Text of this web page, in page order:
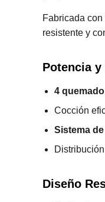
Fabricada
resistente y
Potencia
4
Cocción
Sistema
Diseño